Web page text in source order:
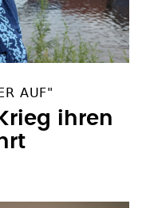
AUF"
ihren